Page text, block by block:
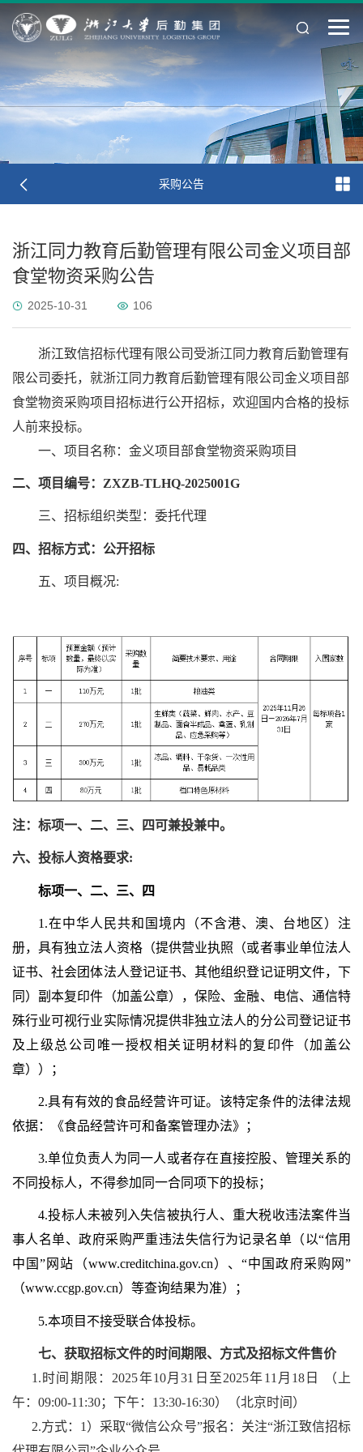
采购公告
浙江同力教育后勤管理有限公司金义项目部
食堂物资采购公告
2025-10-31 106
浙江致信招标代理有限公司受浙江同力教育后勤管理有
限公司委托，就浙江同力教育后勤管理有限公司金义项目部
食堂物资采购项目招标进行公开招标，欢迎国内合格的投标
人前来投标。
一、项目 名称： 金义项目部食堂物资采购项目
二、项目编号：ZXZB-TLHQ-2025001G
三、招标组织类型： 委托代理
四、招标方式：公开招标
五、项目概况:
注：标项一、二、三、四可兼投兼中。
六、投标人资格要求:
标项一、二、三、四
1.在中华人民共和国境内（不含港、澳、台地区）注
册，具有独立法人资格（提供营业执照（或者事业单位法人
证书、社会团体法人登记证书、其他组织登记证明文件，下
同）副本复印件（加盖公章），保险、金融、电信、通信特
殊行业可视行业实际情况提供非独立法人的分公司登记证书
及上级总公司唯一授权相关证明材料的复印件（加盖公
章））；
2.具有有效的食品经营许可证。该特定条件的法律法规
依据：《食品经营许可和备案管理办法》；
3.单位负责人为同一人或者存在直接控股、管理关系的
不同投标人，不得参加同一合同项下的投标；
4.投标人未被列入失信被执行人、重大税收违法案件当
事人名单、政府采购严重违法失信行为记录名单（以“信用
中国”网站（www.creditchina.gov.cn）、“中国政府采购网”
（www.ccgp.gov.cn）等查询结果为准）；
5.本项目不接受联合体投标。
七、 获取招标文件的时间期限、方式及招标文件售价
1.时间期限：2025年10月31日至2025年11月18日 （上
午：09:00-11:30；下午：13:30-16:30）（北京时间）
2.方式：1）采取“微信公众号”报名：关注“浙江致信招标